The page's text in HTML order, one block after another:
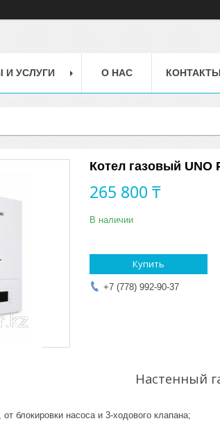
И УСЛУГИ О НАС КОНТАКТЫ
Котел газовый UNO
265 800 ₸
В наличии
Купить
+7 (778) 992-90-37
Настенный
блокировки насоса и 3-ходового клапана;